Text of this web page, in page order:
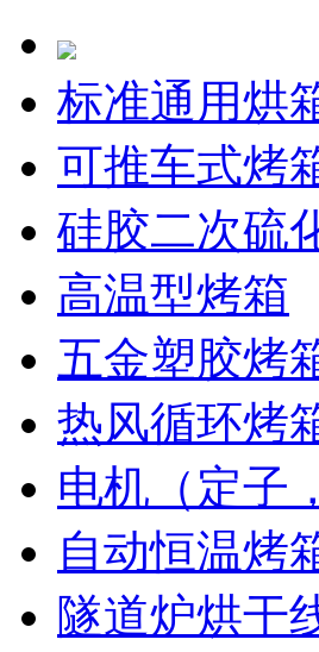
标准通用烘
可推车式烤
硅胶二次硫
高温型烤箱
五金塑胶烤
热风循环烤
电机（定子
自动恒温烤
隧道炉烘干